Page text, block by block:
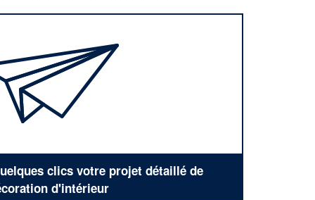
clics votre projet détaillé de
d'intérieur